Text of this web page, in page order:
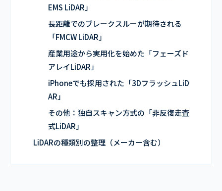
EMS LiDAR」
長距離でのブレークスルーが期待される
「FMCW LiDAR」
産業用途から実用化を始めた「フェーズド
アレイLiDAR」
iPhoneでも採用された「3DフラッシュLiD
AR」
その他：独自スキャン方式の「非反復走査
式LiDAR」
LiDARの種類別の整理（メーカー含む）